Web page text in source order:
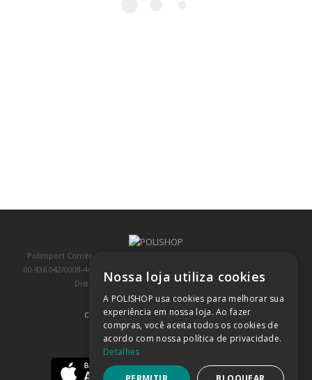
Polimport Comércio e Exportação LTDA, inscrita no CNPJ/MF sob o nº
00.436.042/0008-46, IE 407.458.707.103, com sede na Rua Kanebo, nº 175,
Distrito Industrial, Jundiaí/SP, CEP: 13213-090
COMPRA 100% SEGURA (SAIBA MAIS)
BAIXE NOSSO APP
Nossa loja utiliza cookies
A POLISHOP usa cookies para melhorar sua
experiência em nossa loja. Ao fazer
compras, você aceita todos os cookies de
acordo com nossa política de privacidade.
Detalhes